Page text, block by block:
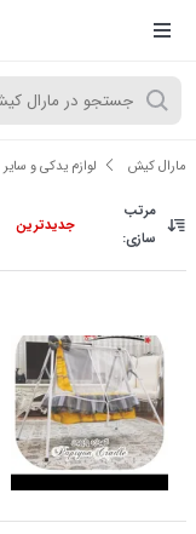
مارال کیش لوازم یدکی و سایر
مرتب
سازی:
جدیدترین